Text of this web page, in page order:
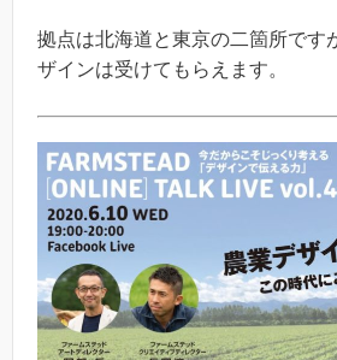
拠点は北海道と東京の二箇所です
ザインは受けてもらえます。